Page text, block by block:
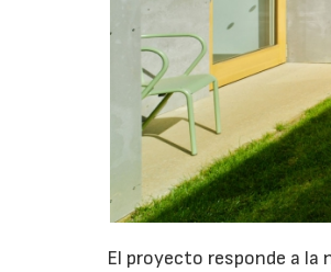
El proyecto responde a la